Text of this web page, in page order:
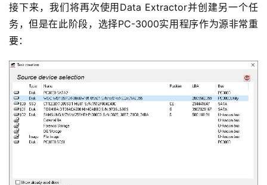
接下来，我们将再次使用Data Extractor并创建另一个任
务，但是在此阶段，选择PC-3000实用程序作为源非常重
要：